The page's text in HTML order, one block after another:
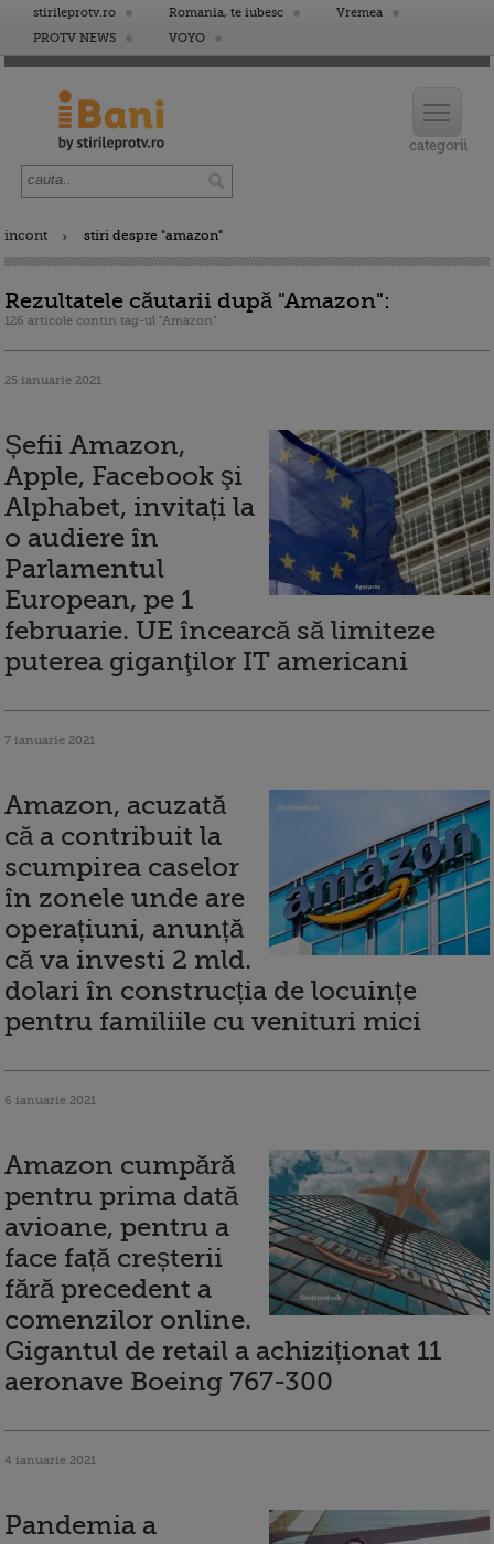
stirileprotv.ro Romania, te iubesc
Vremea
PROTV NEWS
VOYO
incont stiri despre "amazon"
Rezultatele căutarii după "Amazon":
126 articole contin tag-ul "Amazon"
25 ianuarie 2021
Șefii Amazon,
Apple, Facebook şi
Alphabet, invitați la
o audiere în
Parlamentul
European, pe 1
februarie. UE încearcă să limiteze
puterea giganţilor IT americani
7 ianuarie 2021
Amazon, acuzată
că a contribuit la
scumpirea caselor
în zonele unde are
operațiuni, anunță
că va investi 2 mld.
dolari în construcția de locuințe
pentru familiile cu venituri mici
6 ianuarie 2021
Amazon cumpără
pentru prima dată
avioane, pentru a
face față creșterii
fără precedent a
comenzilor online.
Gigantul de retail a achiziționat 11
aeronave Boeing 767-300
4 ianuarie 2021
Pandemia a